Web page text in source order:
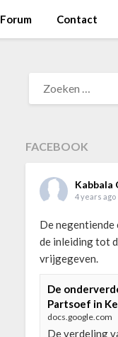
Forum Contact
NAAR:
FACEBOOK
Kabbala
4 years ago
De
de inleiding tot
vrijgegeven.
De
Partsoef in
docs.google.com
De verdeling